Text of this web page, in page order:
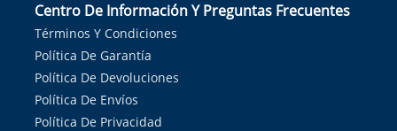
Centro De Información Y Preguntas Frecuentes
Términos Y Condiciones
Política De Garantía
Política De Devoluciones
Política De Envíos
Política De Privacidad